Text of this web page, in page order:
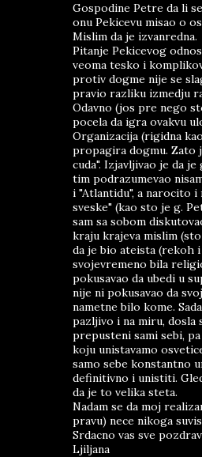
Gospodine Petre da li
onu Pekicevu misao o
Mislim da je izvanredna.
Pitanje Pekicevog
veoma tesko i
protiv dogme nije se
pravio razliku izmedju
Odavno (jos pre nego
pocela da igra ovakvu
Organizacija (rigidna
propagira dogmu. Zato
cuda". Izjavljivao je da
tim podrazumevao
i "Atlantidu", a narocito
sveske" (kao sto je g.
sam sa sobom
kraju krajeva mislim
da je bio ateista (rekoh i
svojevremeno bila
pokusavao da ubedi u
nije ni pokusavao da
nametne bilo kome.
pazljivo i na miru, dosla
prepusteni sami sebi,
koju unistavamo
samo sebe konstantno
definitivno i unistiti.
da je to velika steta.
Nadam se da moj
pravu) nece nikoga
Srdacno vas sve
Ljiljana